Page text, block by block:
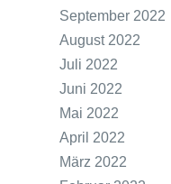
September 2022
August 2022
Juli 2022
Juni 2022
Mai 2022
April 2022
März 2022